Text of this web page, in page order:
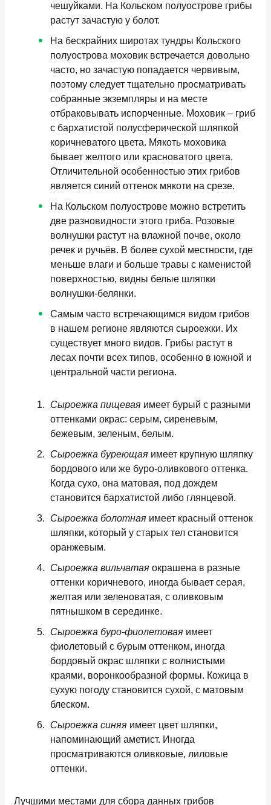
чешуйками. На Кольском полуострове грибы
растут зачастую у болот.
На бескрайних широтах тундры Кольского
полуострова моховик встречается довольно
часто, но зачастую попадается червивым,
поэтому следует тщательно просматривать
собранные экземпляры и на месте
отбраковывать испорченные. Моховик – гриб
с бархатистой полусферической шляпкой
коричневатого цвета. Мякоть моховика
бывает желтого или красноватого цвета.
Отличительной особенностью этих грибов
является синий оттенок мякоти на срезе.
На Кольском полуострове можно встретить
две разновидности этого гриба. Розовые
волнушки растут на влажной почве, около
речек и ручьёв. В более сухой местности, где
меньше влаги и больше травы с каменистой
поверхностью, видны белые шляпки
волнушки-белянки.
Самым часто встречающимся видом грибов
в нашем регионе являются сыроежки. Их
существует много видов. Грибы растут в
лесах почти всех типов, особенно в южной и
центральной части региона.
Сыроежка пищевая имеет бурый с разными
оттенками окрас: серым, сиреневым,
бежевым, зеленым, белым.
Сыроежка буреющая имеет крупную шляпку
бордового или же буро-оливкового оттенка.
Когда сухо, она матовая, под дождем
становится бархатистой либо глянцевой.
Сыроежка болотная имеет красный оттенок
шляпки, который у старых тел становится
оранжевым.
Сыроежка вильчатая окрашена в разные
оттенки коричневого, иногда бывает серая,
желтая или зеленоватая, с оливковым
пятнышком в серединке.
Сыроежка буро-фиолетовая имеет
фиолетовый с бурым оттенком, иногда
бордовый окрас шляпки с волнистыми
краями, воронкообразной формы. Кожица в
сухую погоду становится сухой, с матовым
блеском.
Сыроежка синяя имеет цвет шляпки,
напоминающий аметист. Иногда
просматриваются оливковые, лиловые
оттенки.
Лучшими местами для сбора данных грибов